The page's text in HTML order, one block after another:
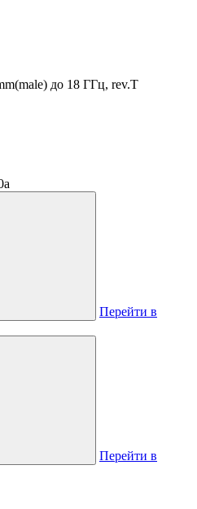
до 18 ГГц, rev.T
a
Перейти в
Перейти в